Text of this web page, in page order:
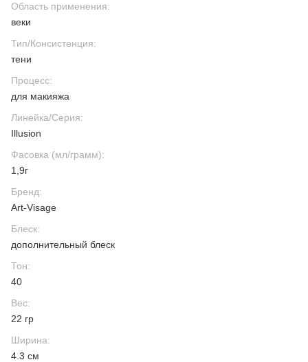
Область применения:
веки
Тип/Консистенция:
тени
Процесс:
для макияжа
Линейка/Серия:
Illusion
Фасовка (мл/грамм):
1,9г
Бренд:
Art-Visage
Блеск:
дополнительный блеск
Тон:
40
Вес:
22 гр
Ширина:
4.3 см